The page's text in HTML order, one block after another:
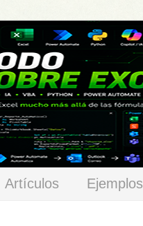
Artículos Ejemplos